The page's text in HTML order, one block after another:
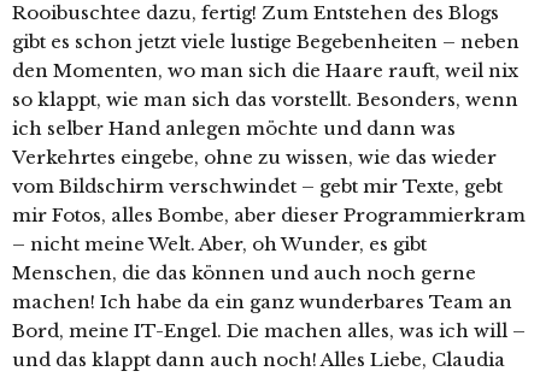
Rooibuschtee dazu, fertig! Zum Entstehen des Blogs
gibt es schon jetzt viele lustige Begebenheiten – neben
den Momenten, wo man sich die Haare rauft, weil nix
so klappt, wie man sich das vorstellt. Besonders, wenn
ich selber Hand anlegen möchte und dann was
Verkehrtes eingebe, ohne zu wissen, wie das wieder
vom Bildschirm verschwindet – gebt mir Texte, gebt
mir Fotos, alles Bombe, aber dieser Programmierkram
– nicht meine Welt. Aber, oh Wunder, es gibt
Menschen, die das können und auch noch gerne
machen! Ich habe da ein ganz wunderbares Team an
Bord, meine IT-Engel. Die machen alles, was ich will –
und das klappt dann auch noch! Alles Liebe, Claudia